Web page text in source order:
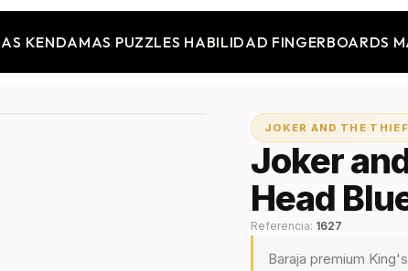
KENDAMAS PUZZLES HABILIDAD FINGERBOARDS
JOKER AND THE THIEF
Joker
Head
Referencia: 1627
Baraja premium